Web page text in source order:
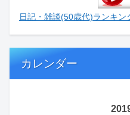
日記・雑談(50歳代)ランキン
カレンダー